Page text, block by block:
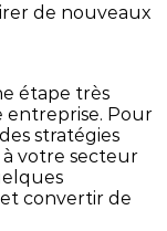
de nouveaux
étape très
entreprise. Pour
stratégies
à votre secteur
convertir de